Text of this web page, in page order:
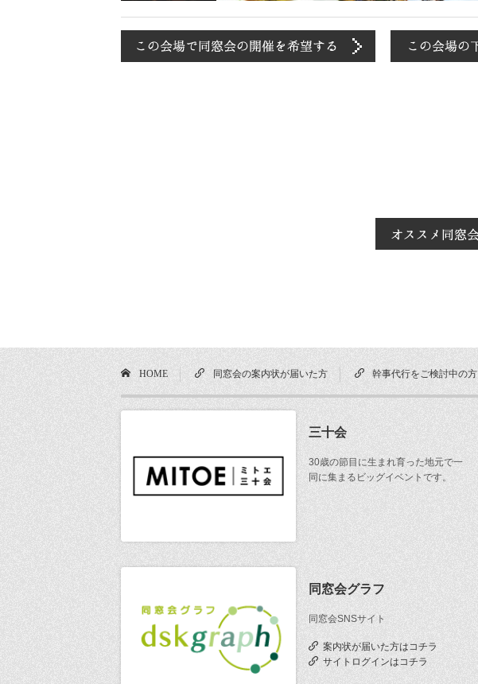
HOME 同窓会の案内状が届いた方 幹事代行をご検討中の方
三十会
30歳の節目に生まれ育った地元で一
同に集まるビッグイベントです。
同窓会グラフ
同窓会SNSサイト
案内状が届いた方はコチラ
サイトログインはコチラ